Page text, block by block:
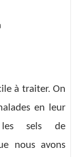
à traiter. On
en leur
les sels de
nous avons